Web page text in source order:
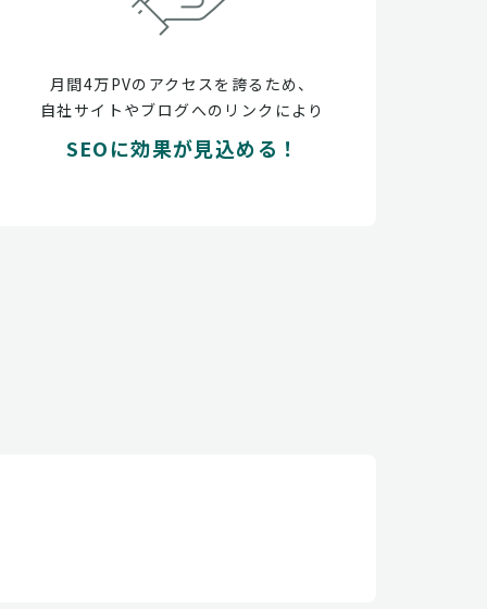
月間4万PVのアクセスを誇るため、
自社サイトやブログへのリンクにより
SEOに効果が見込める！